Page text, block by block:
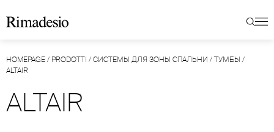
HOMEPAGE/ PRODOTTI /СИСТЕМЫ ДЛЯ ЗОНЫ СПАЛЬНИ /ТУМБЫ /
ALTAIR
ALTAIR